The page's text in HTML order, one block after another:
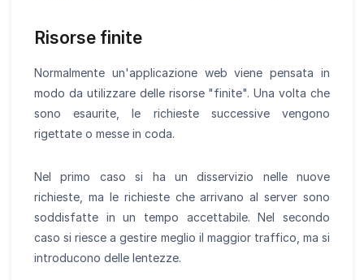
Risorse finite
Normalmente un'applicazione web viene pensata in
modo da utilizzare delle risorse "finite". Una volta che
sono esaurite, le richieste successive vengono
rigettate o messe in coda.
Nel primo caso si ha un disservizio nelle nuove
richieste, ma le richieste che arrivano al server sono
soddisfatte in un tempo accettabile. Nel secondo
caso si riesce a gestire meglio il maggior traffico, ma si
introducono delle lentezze.